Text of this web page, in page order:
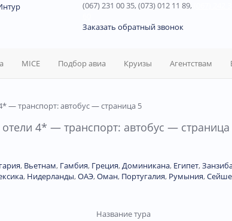
(067) 231 00 35, (073) 012 11 89,
Заказать обратный звонок
MICE Подбор авиа Круизы Агентствам
— транспорт: автобус — страница 5
4* — транспорт: автобус — страница
, Вьетнам, Гамбия, Греция,Доминиканa, Египет,
, Нидерланды,ОАЭ,Оман, Португалия, Румыния,
Название тура